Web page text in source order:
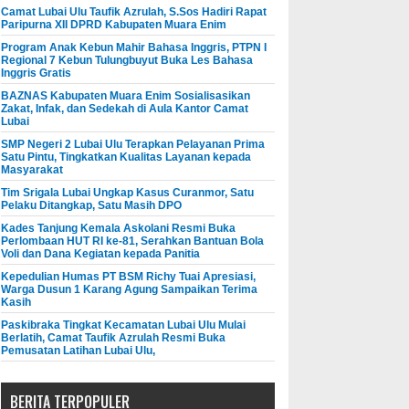
Camat Lubai Ulu Taufik Azrulah, S.Sos Hadiri Rapat
Paripurna XII DPRD Kabupaten Muara Enim
Program Anak Kebun Mahir Bahasa Inggris, PTPN I
Regional 7 Kebun Tulungbuyut Buka Les Bahasa
Inggris Gratis
BAZNAS Kabupaten Muara Enim Sosialisasikan
Zakat, Infak, dan Sedekah di Aula Kantor Camat
Lubai
SMP Negeri 2 Lubai Ulu Terapkan Pelayanan Prima
Satu Pintu, Tingkatkan Kualitas Layanan kepada
Masyarakat
Tim Srigala Lubai Ungkap Kasus Curanmor, Satu
Pelaku Ditangkap, Satu Masih DPO
Kades Tanjung Kemala Askolani Resmi Buka
Perlombaan HUT RI ke-81, Serahkan Bantuan Bola
Voli dan Dana Kegiatan kepada Panitia
Kepedulian Humas PT BSM Richy Tuai Apresiasi,
Warga Dusun 1 Karang Agung Sampaikan Terima
Kasih
Paskibraka Tingkat Kecamatan Lubai Ulu Mulai
Berlatih, Camat Taufik Azrulah Resmi Buka
Pemusatan Latihan Lubai Ulu,
BERITA TERPOPULER